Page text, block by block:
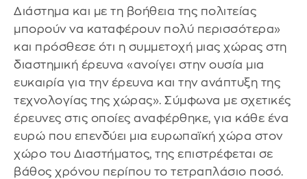
Διάστημα και με τη βοήθεια της πολιτείας
μπορούν να καταφέρουν πολύ περισσότερα»
και πρόσθεσε ότι η συμμετοχή μιας χώρας στη
διαστημική έρευνα «ανοίγει στην ουσία μια
ευκαιρία για την έρευνα και την ανάπτυξη της
τεχνολογίας της χώρας». Σύμφωνα με σχετικές
έρευνες στις οποίες αναφέρθηκε, για κάθε ένα
ευρώ που επενδύει μια ευρωπαϊκή χώρα στον
χώρο του Διαστήματος, της επιστρέφεται σε
βάθος χρόνου περίπου το τετραπλάσιο ποσό.